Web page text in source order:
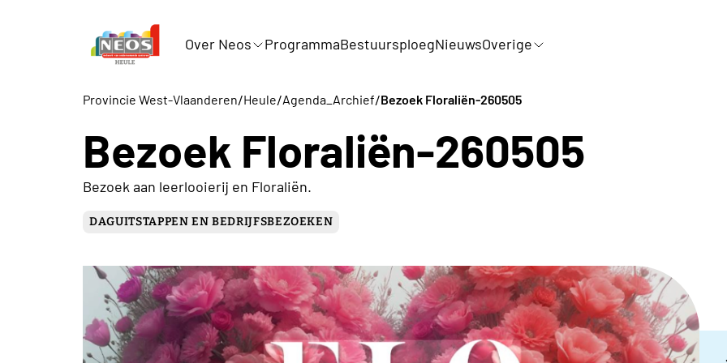
Over Neos ProgrammaBestuursploegNieuwsOverige
Provincie West-Vlaanderen/Heule/Agenda_Archief/Bezoek Floraliën-260505
Bezoek Floraliën-260505
Bezoek aan leerlooierij en Floraliën.
DAGUITSTAPPEN EN BEDRIJFSBEZOEKEN